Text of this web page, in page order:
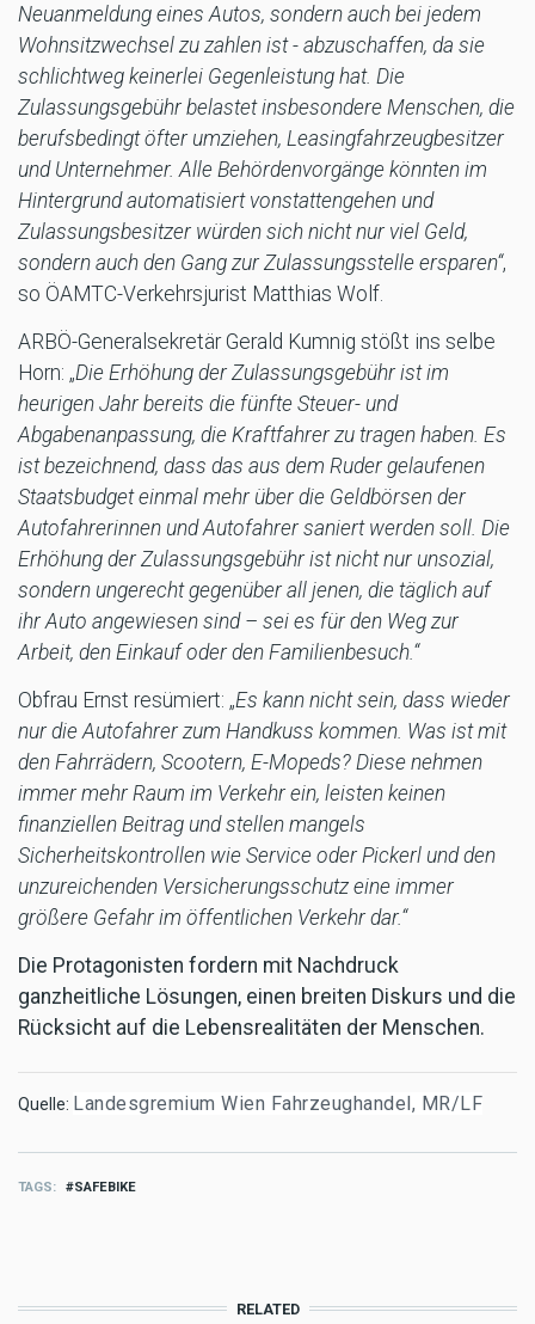
Neuanmeldung eines Autos, sondern auch bei jedem
Wohnsitzwechsel zu zahlen ist - abzuschaffen, da sie
schlichtweg keinerlei Gegenleistung hat. Die
Zulassungsgebühr belastet insbesondere Menschen, die
berufsbedingt öfter umziehen, Leasingfahrzeugbesitzer
und Unternehmer. Alle Behördenvorgänge könnten im
Hintergrund automatisiert vonstattengehen und
Zulassungsbesitzer würden sich nicht nur viel Geld,
sondern auch den Gang zur Zulassungsstelle ersparen“,
so ÖAMTC-Verkehrsjurist Matthias Wolf.
ARBÖ-Generalsekretär Gerald Kumnig stößt ins selbe
Horn: „Die Erhöhung der Zulassungsgebühr ist im
heurigen Jahr bereits die fünfte Steuer- und
Abgabenanpassung, die Kraftfahrer zu tragen haben. Es
ist bezeichnend, dass das aus dem Ruder gelaufenen
Staatsbudget einmal mehr über die Geldbörsen der
Autofahrerinnen und Autofahrer saniert werden soll. Die
Erhöhung der Zulassungsgebühr ist nicht nur unsozial,
sondern ungerecht gegenüber all jenen, die täglich auf
ihr Auto angewiesen sind – sei es für den Weg zur
Arbeit, den Einkauf oder den Familienbesuch.“
Obfrau Ernst resümiert: „Es kann nicht sein, dass wieder
nur die Autofahrer zum Handkuss kommen. Was ist mit
den Fahrrädern, Scootern, E-Mopeds? Diese nehmen
immer mehr Raum im Verkehr ein, leisten keinen
finanziellen Beitrag und stellen mangels
Sicherheitskontrollen wie Service oder Pickerl und den
unzureichenden Versicherungsschutz eine immer
größere Gefahr im öffentlichen Verkehr dar.“
Die Protagonisten fordern mit Nachdruck
ganzheitliche Lösungen, einen breiten Diskurs und die
Rücksicht auf die Lebensrealitäten der Menschen.
Quelle: Landesgremium Wien Fahrzeughandel, MR/LF
TAGS SAFEBIKE
RELATED